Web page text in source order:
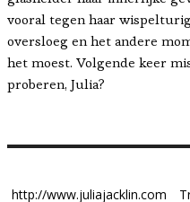
vooral tegen haar
oversloeg en het andere
het moest. Volgende keer
proberen, Julia?
http://www.juliajacklin.com